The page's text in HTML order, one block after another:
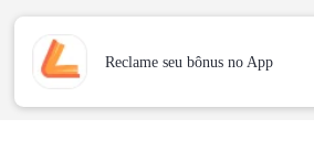
Reclame seu bônus no App